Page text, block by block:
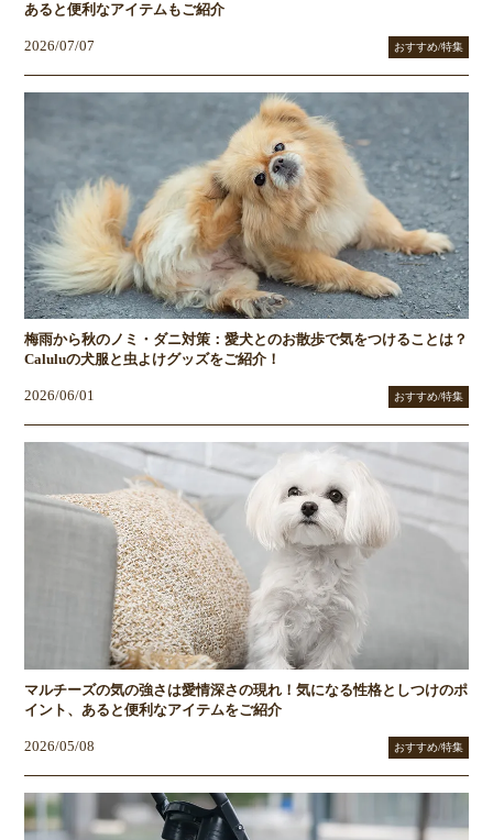
あると便利なアイテムもご紹介
2026/07/07 おすすめ/特集
梅雨から秋のノミ・ダニ対策：愛犬とのお散歩で気をつけることは？
Caluluの犬服と虫よけグッズをご紹介！
2026/06/01 おすすめ/特集
マルチーズの気の強さは愛情深さの現れ！気になる性格としつけのポ
イント、あると便利なアイテムをご紹介
2026/05/08 おすすめ/特集